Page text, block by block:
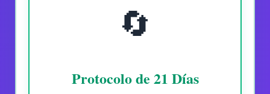
🔄
Protocolo de 21 Días